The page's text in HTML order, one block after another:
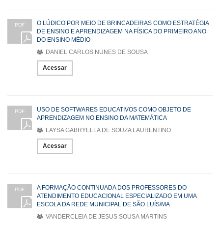
PDF
O LÚDICO POR MEIO DE BRINCADEIRAS COMO ESTRATÉGIA
DE ENSINO E APRENDIZAGEM NA FÍSICA DO PRIMEIRO ANO
DO ENSINO MÉDIO
DANIEL CARLOS NUNES DE SOUSA
Acessar
PDF
USO DE SOFTWARES EDUCATIVOS COMO OBJETO DE
APRENDIZAGEM NO ENSINO DA MATEMÁTICA
LAYSA GABRYELLA DE SOUZA LAURENTINO
Acessar
PDF
A FORMAÇÃO CONTINUADA DOS PROFESSORES DO
ATENDIMENTO EDUCACIONAL ESPECIALIZADO EM UMA
ESCOLA DA REDE MUNICIPAL DE SÃO LUÍS/MA
VANDERCLEIA DE JESUS SOUSA MARTINS